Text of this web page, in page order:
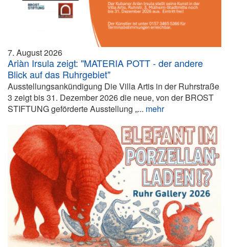
7. August 2026
Ariàn Irsula zeigt: "MATERIA POTT - der andere
Blick auf das Ruhrgebiet"
Ausstellungsankündigung Die Villa Artis in der Ruhrstraße
3 zeigt bis 31. Dezember 2026 die neue, von der BROST
STIFTUNG geförderte Ausstellung „... mehr